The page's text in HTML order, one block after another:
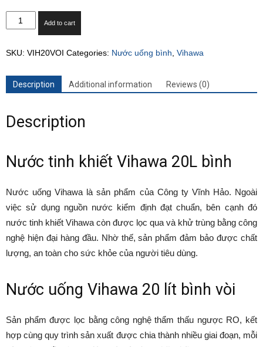
Nước
Vihawa
bình
quantity
Add to cart
SKU: VIH20VOI Categories: Nước uống bình Vihawa
Description Additional information Reviews (0)
Description
Nước tinh khiết Vihawa 20L bình
Nước uống Vihawa là sản phẩm của Công ty Vĩnh Hảo. Ngoài
việc sử dụng nguồn nước kiểm định đạt chuẩn, bên cạnh đó
nước tinh khiết Vihawa còn được lọc qua và khử trùng bằng công
nghệ hiện đại hàng đầu. Nhờ thế, sản phẩm đảm bảo được chất
lượng, an toàn cho sức khỏe của người tiêu dùng.
Nước uống Vihawa 20 lít bình vòi
Sản phẩm được lọc bằng công nghệ thẩm thấu ngược RO, kết
hợp cùng quy trình sản xuất được chia thành nhiều giai đoạn, mỗi